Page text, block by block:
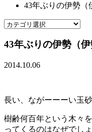
43年ぶりの伊勢（
43年ぶりの伊勢（伊
2014.10.06
長い、ながーーーい玉
樹齢何百年という木々
ってくるのはなぜでし